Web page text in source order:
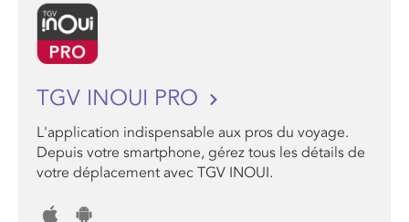
TGV INOUI PRO
L'application indispensable aux pros du voyage.
Depuis votre smartphone, gérez tous les détails de
votre déplacement avec TGV INOUI.